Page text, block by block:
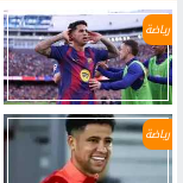
رياضة
رياضة